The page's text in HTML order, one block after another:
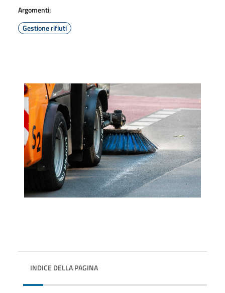
Argomenti:
Gestione rifiuti
INDICE DELLA PAGINA